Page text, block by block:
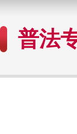
普法